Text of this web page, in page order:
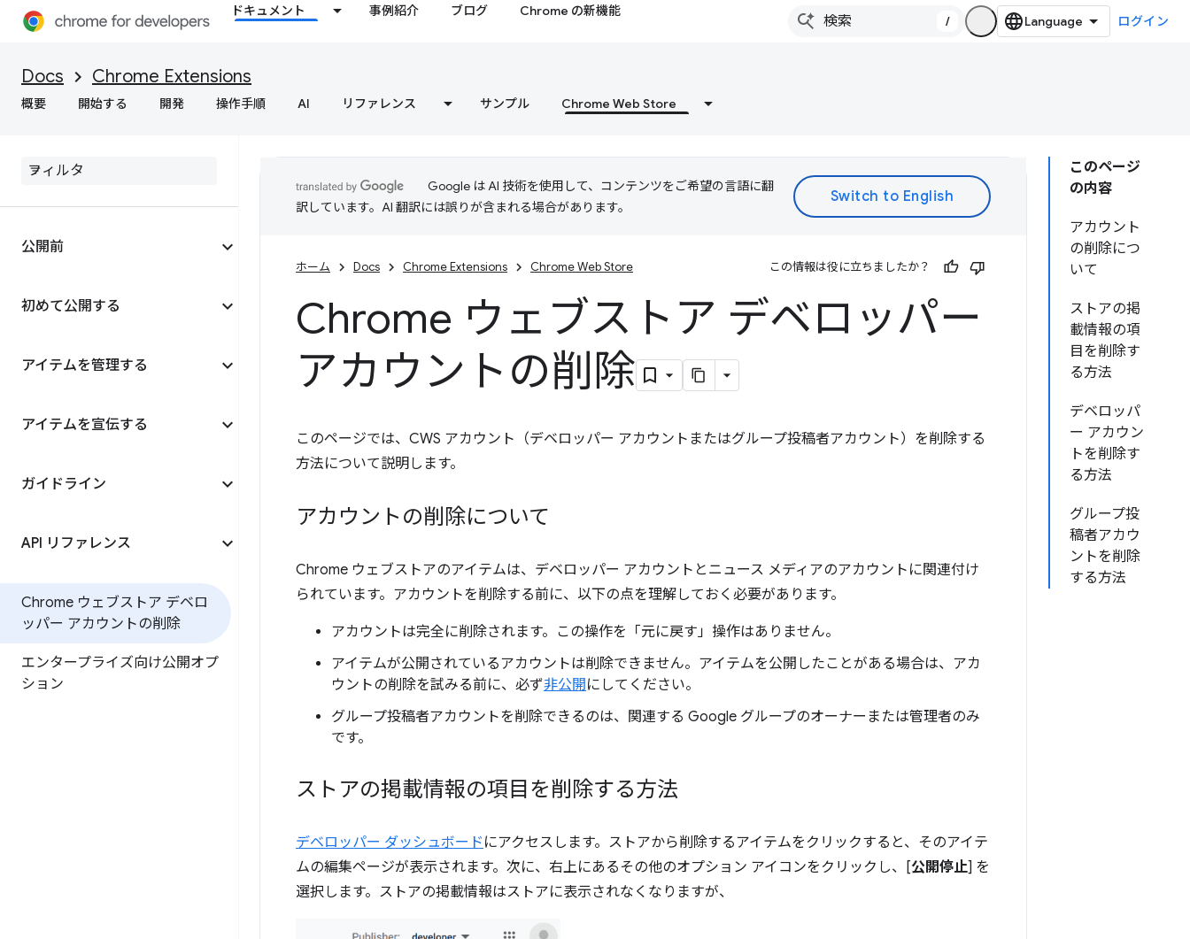
ドキュメント 事例紹介 ブログ Chrome の新機能
/ ログイン
Docs Chrome Extensions
概要 開始する 開発 操作手順 AI リファレンス サンプル Chrome Web Store
公開前
初めて公開する
アイテムを管理する
アイテムを宣伝する
ガイドライン
API リファレンス
Chrome ウェブストア デベロ
ッパー アカウントの削除
エンタープライズ向け公開オプ
ション
このページ
の内容
アカウント
の削除につ
いて
ストアの掲
載情報の項
目を削除す
る方法
デベロッパ
ー アカウン
トを削除す
る方法
グループ投
稿者アカウ
ントを削除
する方法
Google は AI 技術を使用して、コンテンツをご希望の言語に翻
訳しています。AI 翻訳には誤りが含まれる場合があります。
ホーム Docs Chrome Extensions Chrome Web Store この情報は役に立ちましたか？
Chrome ウェブストア デベロッパー
アカウントの削除
このページでは、CWS アカウント（デベロッパー アカウントまたはグループ投稿者アカウント）を削除する
方法について説明します。
アカウントの削除について
Chrome ウェブストアのアイテムは、デベロッパー アカウントとニュース メディアのアカウントに関連付け
られています。アカウントを削除する前に、以下の点を理解しておく必要があります。
アカウントは完全に削除されます。この操作を「元に戻す」操作はありません。
アイテムが公開されているアカウントは削除できません。アイテムを公開したことがある場合は、アカ
ウントの削除を試みる前に、必ず非公開にしてください。
グループ投稿者アカウントを削除できるのは、関連する Google グループのオーナーまたは管理者のみ
です。
ストアの掲載情報の項目を削除する方法
デベロッパー ダッシュボード にアクセスします。ストアから削除するアイテムをクリックすると、そのアイテ
ムの編集ページが表示されます。次に、右上にあるその他のオプション アイコンをクリックし、[公開停止] を
選択します。ストアの掲載情報はストアに表示されなくなりますが、